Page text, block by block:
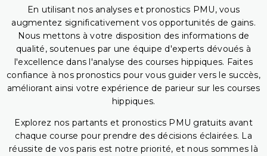
En utilisant nos analyses et pronostics PMU, vous
augmentez significativement vos opportunités de gains.
Nous mettons à votre disposition des informations de
qualité, soutenues par une équipe d'experts dévoués à
l'excellence dans l'analyse des courses hippiques. Faites
confiance à nos pronostics pour vous guider vers le succès,
améliorant ainsi votre expérience de parieur sur les courses
hippiques.
Explorez nos partants et pronostics PMU gratuits avant
chaque course pour prendre des décisions éclairées. La
réussite de vos paris est notre priorité, et nous sommes là